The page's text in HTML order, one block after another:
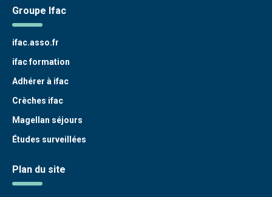
Groupe Ifac
ifac.asso.fr
ifac formation
Adhérer à ifac
Crèches ifac
Magellan séjours
Études surveillées
Plan du site